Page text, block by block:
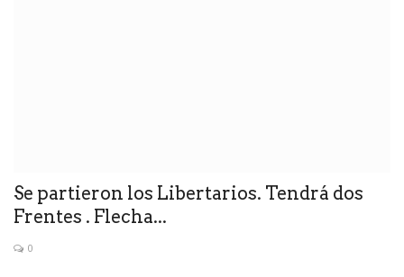
Se partieron los Libertarios. Tendrá dos
Frentes . Flecha...
0